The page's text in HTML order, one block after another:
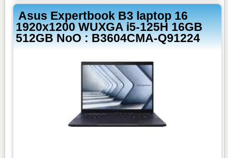
Asus Expertbook B3 laptop 16
1920x1200 WUXGA i5-125H 16GB
512GB NoO : B3604CMA-Q91224